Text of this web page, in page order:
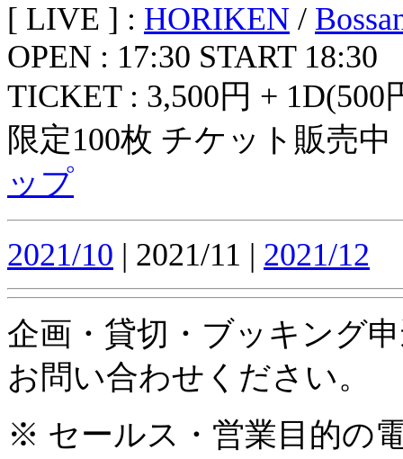
[ LIVE ] : HORIKEN /
OPEN : 17:30 START 18:30
TICKET : 3,500円 + 1D(500
限定100枚 チケット販売
ップ
2021/10 | 2021/11 | 2021/12
企画・貸切・ブッキング
お問い合わせください。
※ セールス・営業目的の